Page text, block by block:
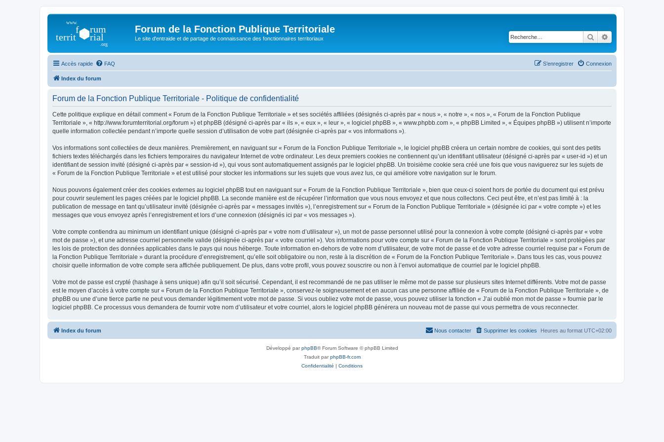
Forum de la Fonction Publique Territoriale
Le site d'entraide et de partage de connaissance des fonctionnaires territoriaux Rechercher
Accès rapide FAQ Connexion
S’enregistrer
Index du forum
Forum de la Fonction Publique Territoriale - Politique de confidentialité
Cette politique explique en détail comment « Forum de la Fonction Publique Territoriale » et ses sociétés affiliées (désignés ci-après par « nous », « notre », « nos », « Forum de la Fonction Publique
Territoriale », « http://www.forumterritorial.org/forum ») et phpBB (désigné ci-après par « ils », « eux », « leur », « logiciel phpBB », « www.phpbb.com », « phpBB Limited », « Équipes phpBB ») utilisent n’importe
quelle information collectée pendant n’importe quelle session d’utilisation de votre part (désignée ci-après par « vos informations »).
Vos informations sont collectées de deux manières. Premièrement, en naviguant sur « Forum de la Fonction Publique Territoriale », le logiciel phpBB créera un certain nombre de cookies, qui sont des petits
fichiers textes téléchargés dans les fichiers temporaires du navigateur Internet de votre ordinateur. Les deux premiers cookies ne contiennent qu’un identifiant utilisateur (désigné ci-après par « user-id ») et un
identifiant de session invité (désigné ci-après par « session-id »), qui vous sont automatiquement assignés par le logiciel phpBB. Un troisième cookie sera créé une fois que vous naviguerez sur les sujets de
« Forum de la Fonction Publique Territoriale » et est utilisé pour stocker les informations sur les sujets que vous avez lus, ce qui améliore votre navigation sur le forum.
Nous pouvons également créer des cookies externes au logiciel phpBB tout en naviguant sur « Forum de la Fonction Publique Territoriale », bien que ceux-ci soient hors de portée du document qui est prévu
pour couvrir seulement les pages créées par le logiciel phpBB. La seconde manière est de récupérer l’information que vous nous envoyez et que nous collectons. Ceci peut être, et n’est pas limité à : la
publication de message en tant qu’utilisateur invité (désignée ci-après par « messages invités »), l’enregistrement sur « Forum de la Fonction Publique Territoriale » (désignée ici par « votre compte ») et les
messages que vous envoyez après l’enregistrement et lors d’une connexion (désignés ici par « vos messages »).
Votre compte contiendra au minimum un identifiant unique (désigné ci-après par « votre nom d’utilisateur »), un mot de passe personnel utilisé pour la connexion à votre compte (désigné ci-après par « votre
mot de passe »), et une adresse courriel personnelle valide (désignée ci-après par « votre courriel »). Vos informations pour votre compte sur « Forum de la Fonction Publique Territoriale » sont protégées par
les lois de protection des données applicables dans le pays qui nous héberge. Toute information en-dehors de votre nom d’utilisateur, de votre mot de passe et de votre adresse courriel requise par « Forum de
la Fonction Publique Territoriale » durant la procédure d’enregistrement, qu’elle soit obligatoire ou non, reste à la discrétion de « Forum de la Fonction Publique Territoriale ». Dans tous les cas, vous pouvez
choisir quelle information de votre compte sera affichée publiquement. De plus, dans votre profil, vous pouvez souscrire ou non à l’envoi automatique de courriel par le logiciel phpBB.
Votre mot de passe est crypté (hashage à sens unique) afin qu’il soit sécurisé. Cependant, il est recommandé de ne pas utiliser le même mot de passe sur plusieurs sites Internet différents. Votre mot de passe
est le moyen d’accès à votre compte sur « Forum de la Fonction Publique Territoriale », conservez-le soigneusement et en aucun cas une personne affiliée de « Forum de la Fonction Publique Territoriale », de
phpBB ou une d’une tierce partie ne peut vous demander légitimement votre mot de passe. Si vous oubliez votre mot de passe, vous pouvez utiliser la fonction « J’ai oublié mon mot de passe » fournie par le
logiciel phpBB. Ce processus vous demandera de fournir votre nom d’utilisateur et votre courriel, alors le logiciel phpBB générera un nouveau mot de passe qui vous permettra de vous reconnecter.
Index du forum Heures au format UTC+02:00
Supprimer les cookies
Nous contacter
Développé parphpBB® Forum Software © phpBB Limited
Traduit parphpBB-fr.com
Confidentialité | Conditions